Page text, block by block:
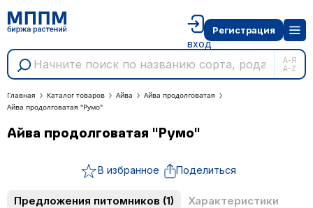
А-Я
A-Z
вход
Регистрация
Главная Каталог товаров Айва
Айва продолговатая
Айва продолговатая "Румо"
Айва продолговатая "Румо"
В избранное Поделиться
Предложения питомников (1)
Характеристики